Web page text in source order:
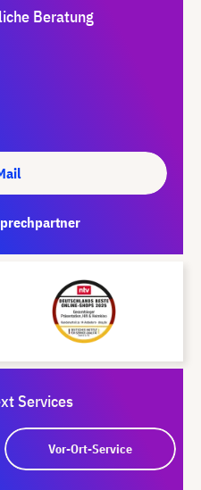
Beratung
Services
Vor-Ort-Service